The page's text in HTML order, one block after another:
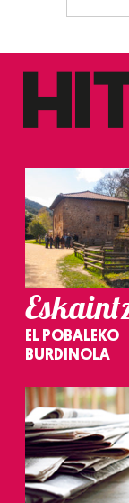
EL POBALEKO
BURDINOLA